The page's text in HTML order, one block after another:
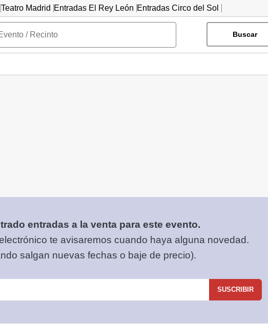
Teatro Madrid Entradas El Rey León Entradas Circo del Sol
Buscar
entradas a la venta para este evento.
te avisaremos cuando haya alguna novedad.
salgan nuevas fechas o baje de precio).
SUSCRIBIR